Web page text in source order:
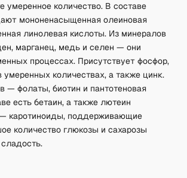
умеренное количество. В составе
мононенасыщенная олеиновая
линолевая кислоты. Из минералов
марганец, медь и селен — они
процессах. Присутствует фосфор,
умеренных количествах, а также цинк.
— фолаты, биотин и пантотеновая
есть бетаин, а также лютеин
— каротиноиды, поддерживающие
количество глюкозы и сахарозы